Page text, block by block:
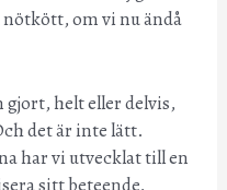
nötkött, om vi nu ändå
helt eller delvis,
det är inte lätt.
har vi utvecklat till en